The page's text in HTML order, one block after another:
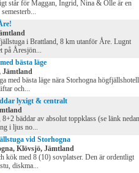
står för Maggan, Ingrid, Nina & Olle är en
i Brattland, 8 km utanför Åre. Lugnt
på Åresjön...
bästa läge
Jämtland
med bästa läge nära Storhogna högfjällshotell
och...
lyxigt & centralt
bäddar av absolut toppklass (se länk
i ljus no...
vid Storhogna
Klövsjö, Jämtland
kök med 8 (10) sovplatser. Den är ordentligt
diskma...